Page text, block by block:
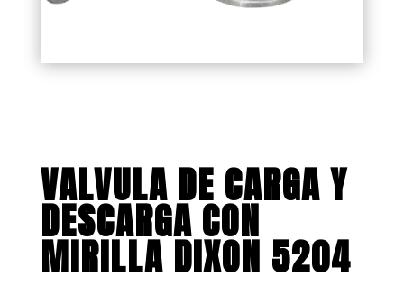
VALVULA DE CARGA Y
DESCARGA CON
MIRILLA DIXON 5204